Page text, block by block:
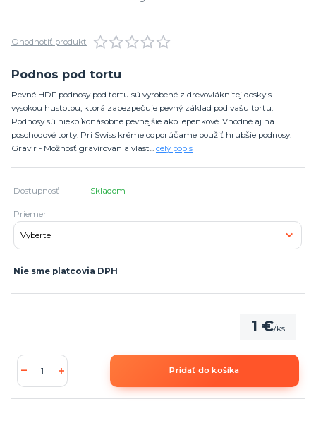
Ohodnotiť produkt
Podnos pod tortu
Pevné HDF podnosy pod tortu sú vyrobené z drevovláknitej dosky s
vysokou hustotou, ktorá zabezpečuje pevný základ pod vašu tortu.
Podnosy sú niekoľkonásobne pevnejšie ako lepenkové. Vhodné aj na
poschodové torty. Pri Swiss kréme odporúčame použiť hrubšie podnosy.
Gravír - Možnosť gravírovania vlast... celý popis
Dostupnosť Skladom
Priemer
Nie sme platcovia DPH
1 €/ks
Pridať do košíka